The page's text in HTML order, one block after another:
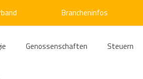
Brancheninfos
Genossenschaften Steuern